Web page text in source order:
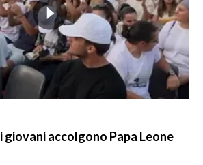
giovani accolgono Papa Leone